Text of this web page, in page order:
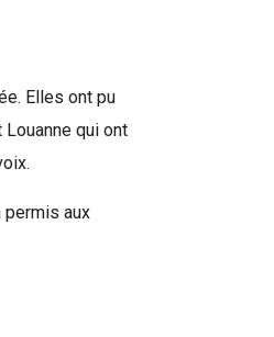
Elles ont pu
qui ont
permis aux